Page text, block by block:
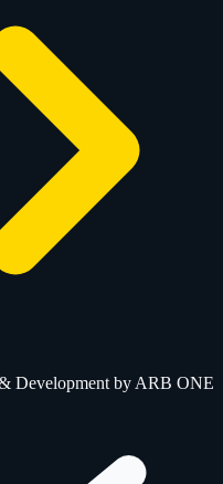
Development by ARB ONE